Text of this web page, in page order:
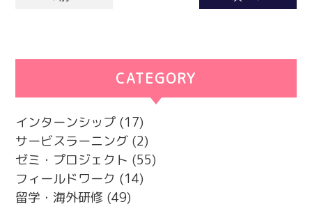
CATEGORY
インターンシップ (17)
サービスラーニング (2)
ゼミ・プロジェクト (55)
フィールドワーク (14)
留学・海外研修 (49)